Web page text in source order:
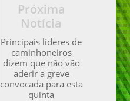
Próxima
Notícia
Principais líderes de
caminhoneiros
dizem que não vão
aderir a greve
convocada para esta
quinta